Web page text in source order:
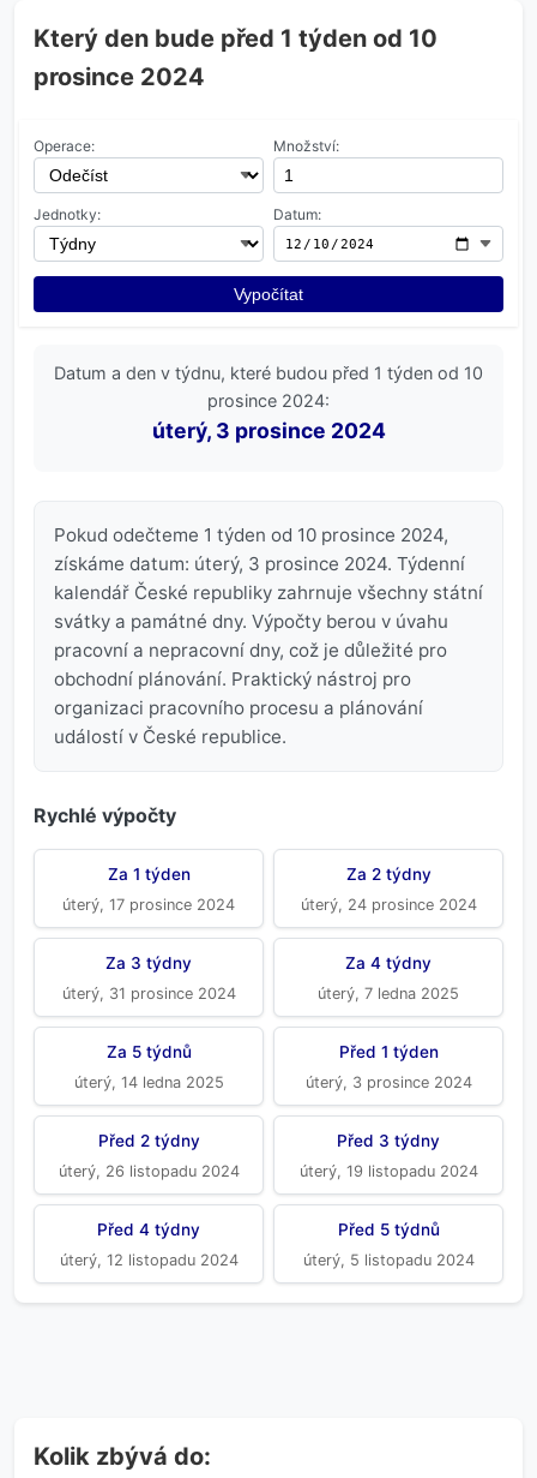
Který den bude před 1 týden od 10
prosince 2024
Operace: Množství:
Jednotky: Datum:
Vypočítat
Datum a den v týdnu, které budou před 1 týden od 10
prosince 2024:
úterý, 3 prosince 2024
Pokud odečteme 1 týden od 10 prosince 2024,
získáme datum: úterý, 3 prosince 2024. Týdenní
kalendář České republiky zahrnuje všechny státní
svátky a památné dny. Výpočty berou v úvahu
pracovní a nepracovní dny, což je důležité pro
obchodní plánování. Praktický nástroj pro
organizaci pracovního procesu a plánování
událostí v České republice.
Rychlé výpočty
Za 1 týden
úterý, 17 prosince 2024
Za 2 týdny
úterý, 24 prosince 2024
Za 3 týdny
úterý, 31 prosince 2024
Za 4 týdny
úterý, 7 ledna 2025
Za 5 týdnů
úterý, 14 ledna 2025
Před 1 týden
úterý, 3 prosince 2024
Před 2 týdny
úterý, 26 listopadu 2024
Před 3 týdny
úterý, 19 listopadu 2024
Před 4 týdny
úterý, 12 listopadu 2024
Před 5 týdnů
úterý, 5 listopadu 2024
Kolik zbývá do: